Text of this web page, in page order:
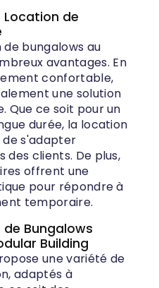
Location de
bungalows au
avantages. En
confortable,
une solution
Que ce soit pour un
durée, la location
s'adapter
des clients. De plus,
offrent une
pour répondre à
temporaire.
de Bungalows
Building
une variété de
adaptés à